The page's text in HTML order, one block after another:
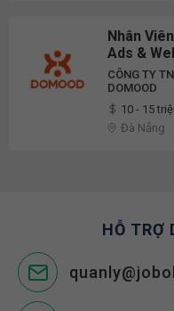
Nhân
Ads &
CÔNG TY
DOMOOD
10 - 15
Đà Nẵng
HỖ TRỢ